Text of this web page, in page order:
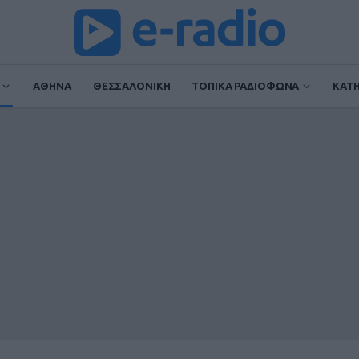
ΑΘΗΝΑ ΘΕΣΣΑΛΟΝΙΚΗ ΤΟΠΙΚΑ ΡΑΔΙΟΦΩΝΑ